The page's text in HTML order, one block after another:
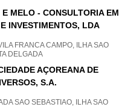
MELO - CONSULTORIA EM
INVESTIMENTOS, LDA
FRANCA CAMPO, ILHA SAO
DELGADA
AÇOREANA DE
S.A.
SAO SEBASTIAO, ILHA SAO